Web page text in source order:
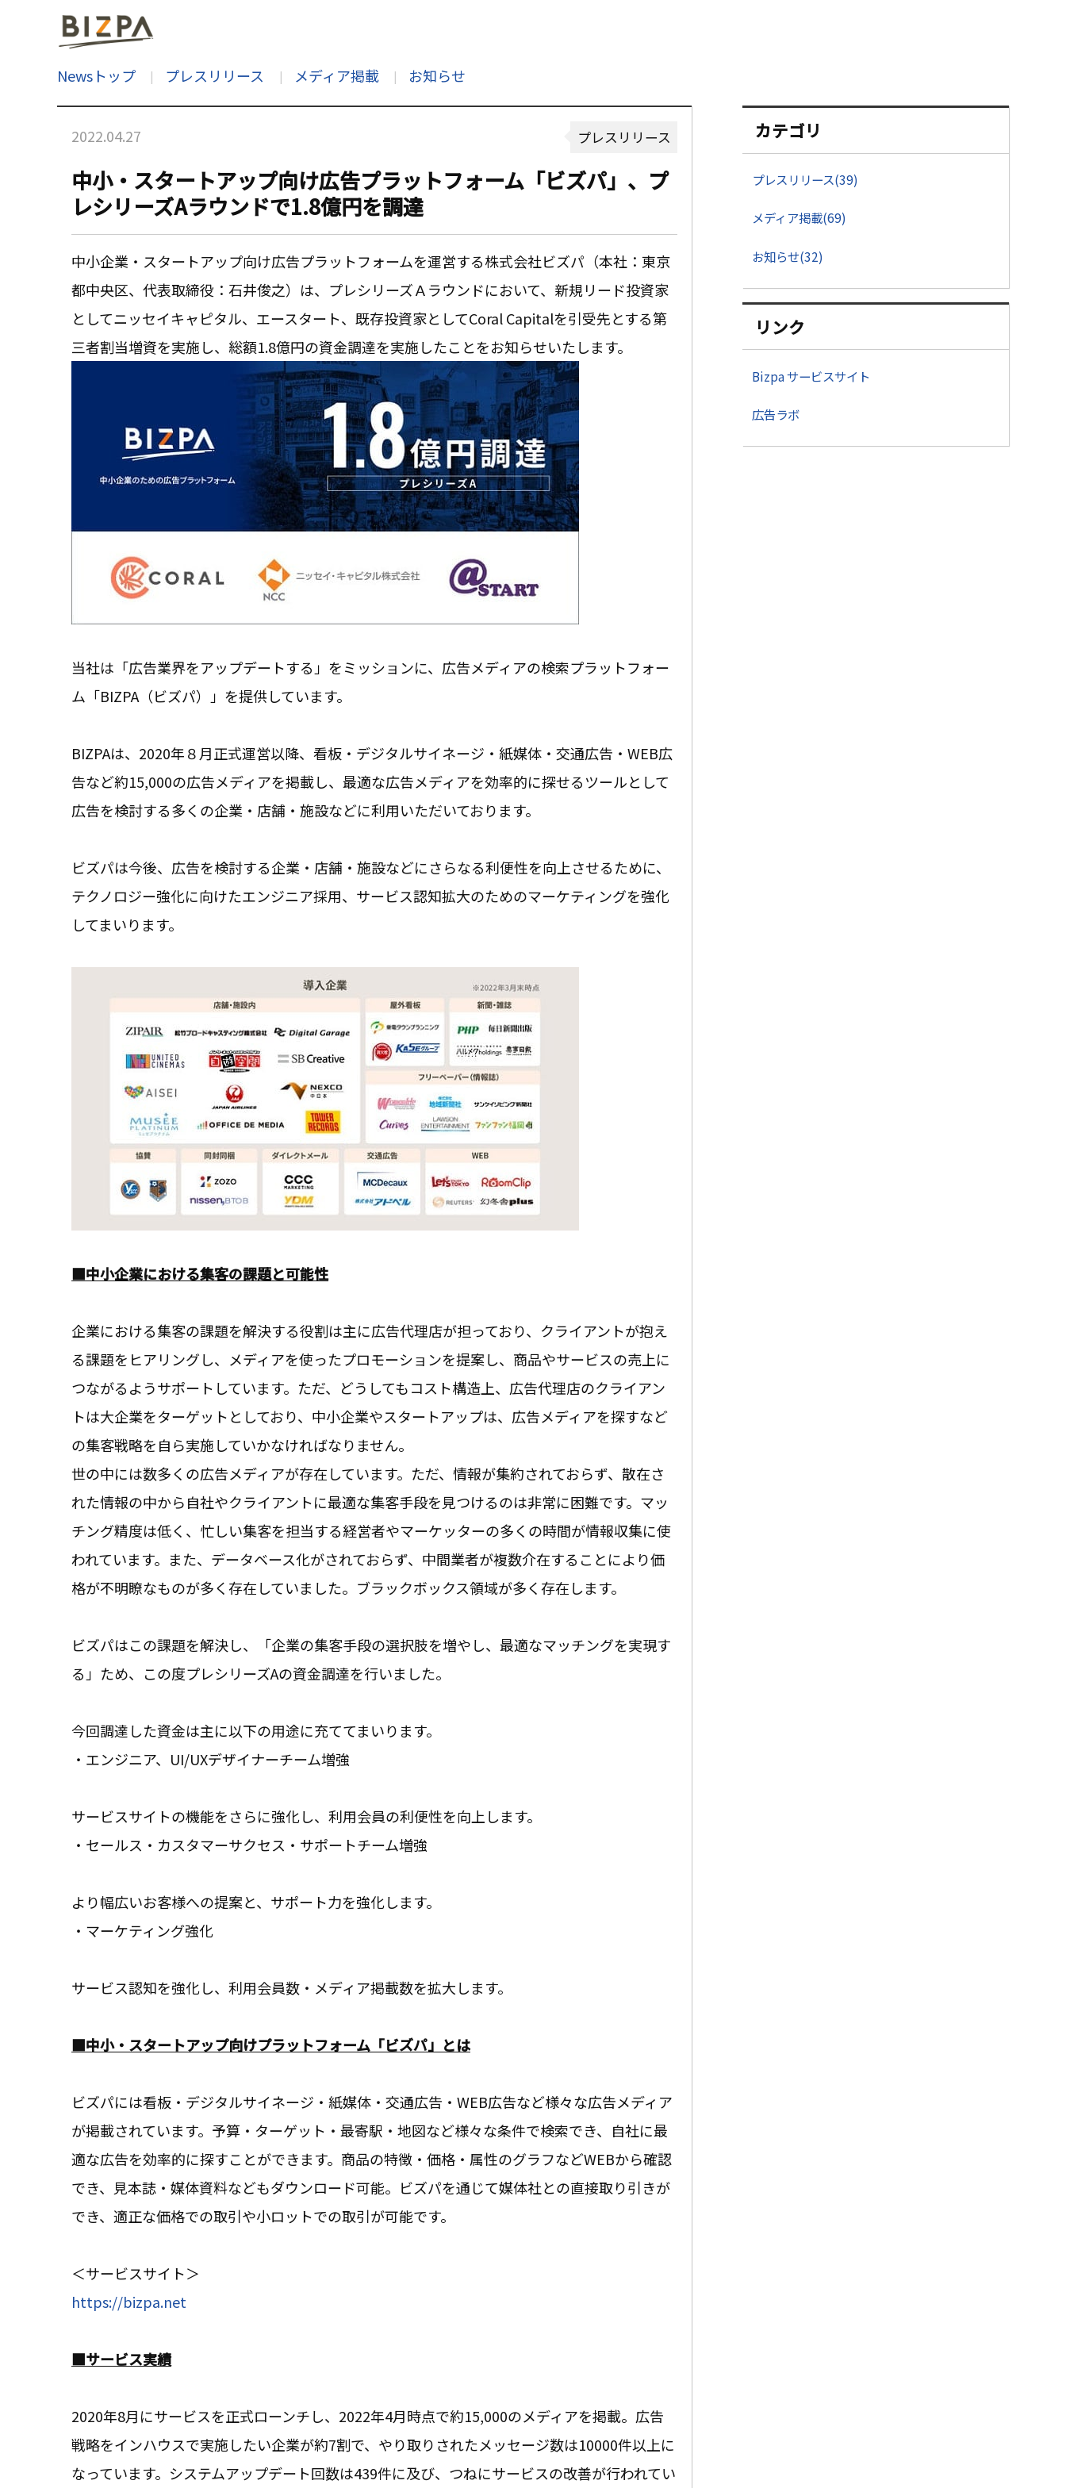
Newsトップ プレスリリース メディア掲載 お知らせ
2022.04.27 プレスリリース
中小・スタートアップ向け広告プラットフォーム「ビズパ」、プ
レシリーズAラウンドで1.8億円を調達
中小企業・スタートアップ向け広告プラットフォームを運営する株式会社ビズパ（本社：東京
都中央区、代表取締役：石井俊之）は、プレシリーズＡラウンドにおいて、新規リード投資家
としてニッセイキャピタル、エースタート、既存投資家としてCoral Capitalを引受先とする第
三者割当増資を実施し、総額1.8億円の資金調達を実施したことをお知らせいたします。
当社は「広告業界をアップデートする」をミッションに、広告メディアの検索プラットフォー
ム「BIZPA（ビズパ）」を提供しています。
BIZPAは、2020年８月正式運営以降、看板・デジタルサイネージ・紙媒体・交通広告・WEB広
告など約15,000の広告メディアを掲載し、最適な広告メディアを効率的に探せるツールとして
広告を検討する多くの企業・店舗・施設などに利用いただいております。
ビズパは今後、広告を検討する企業・店舗・施設などにさらなる利便性を向上させるために、
テクノロジー強化に向けたエンジニア採用、サービス認知拡大のためのマーケティングを強化
してまいります。
■中小企業における集客の課題と可能性
企業における集客の課題を解決する役割は主に広告代理店が担っており、クライアントが抱え
る課題をヒアリングし、メディアを使ったプロモーションを提案し、商品やサービスの売上に
つながるようサポートしています。ただ、どうしてもコスト構造上、広告代理店のクライアン
トは大企業をターゲットとしており、中小企業やスタートアップは、広告メディアを探すなど
の集客戦略を自ら実施していかなければなりません。
世の中には数多くの広告メディアが存在しています。ただ、情報が集約されておらず、散在さ
れた情報の中から自社やクライアントに最適な集客手段を見つけるのは非常に困難です。マッ
チング精度は低く、忙しい集客を担当する経営者やマーケッターの多くの時間が情報収集に使
われています。また、データベース化がされておらず、中間業者が複数介在することにより価
格が不明瞭なものが多く存在していました。ブラックボックス領域が多く存在します。
ビズパはこの課題を解決し、「企業の集客手段の選択肢を増やし、最適なマッチングを実現す
る」ため、この度プレシリーズAの資金調達を行いました。
今回調達した資金は主に以下の用途に充ててまいります。
・エンジニア、UI/UXデザイナーチーム増強
サービスサイトの機能をさらに強化し、利用会員の利便性を向上します。
・セールス・カスタマーサクセス・サポートチーム増強
より幅広いお客様への提案と、サポート力を強化します。
・マーケティング強化
サービス認知を強化し、利用会員数・メディア掲載数を拡大します。
■中小・スタートアップ向けプラットフォーム「ビズパ」とは
ビズパには看板・デジタルサイネージ・紙媒体・交通広告・WEB広告など様々な広告メディア
が掲載されています。予算・ターゲット・最寄駅・地図など様々な条件で検索でき、自社に最
適な広告を効率的に探すことができます。商品の特徴・価格・属性のグラフなどWEBから確認
でき、見本誌・媒体資料などもダウンロード可能。ビズパを通じて媒体社との直接取り引きが
でき、適正な価格での取引や小ロットでの取引が可能です。
＜サービスサイト＞
https://bizpa.net
■サービス実績
2020年8月にサービスを正式ローンチし、2022年4月時点で約15,000のメディアを掲載。広告
戦略をインハウスで実施したい企業が約7割で、やり取りされたメッセージ数は10000件以上に
なっています。システムアップデート回数は439件に及び、つねにサービスの改善が行われてい
カテゴリ
プレスリリース(39)
メディア掲載(69)
お知らせ(32)
リンク
Bizpa サービスサイト
広告ラボ